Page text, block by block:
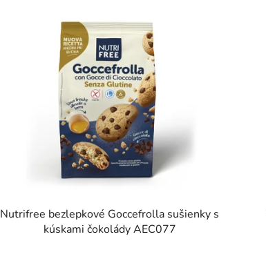
Nutrifree bezlepkové Goccefrolla sušienky s
kúskami čokolády AEC077